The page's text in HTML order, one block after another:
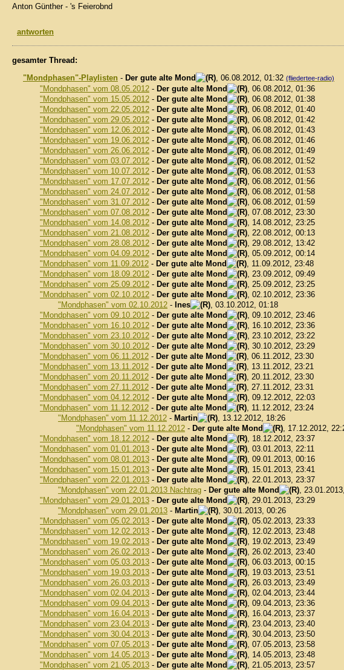
Anton Günther - 's Feierobnd
antworten
gesamter Thread:
"Mondphasen"-Playlisten - Der gute alte Mond , 06.08.2012, 01:32 (fliedertee-radio)
"Mondphasen" vom 08.05.2012 - Der gute alte Mond
, 06.08.2012, 01:36
"Mondphasen" vom 15.05.2012 - Der gute alte Mond
, 06.08.2012, 01:38
"Mondphasen" vom 22.05.2012 - Der gute alte Mond
, 06.08.2012, 01:40
"Mondphasen" vom 29.05.2012 - Der gute alte Mond
, 06.08.2012, 01:42
"Mondphasen" vom 12.06.2012 - Der gute alte Mond
, 06.08.2012, 01:43
"Mondphasen" vom 19.06.2012 - Der gute alte Mond
, 06.08.2012, 01:46
"Mondphasen" vom 26.06.2012 - Der gute alte Mond
, 06.08.2012, 01:49
"Mondphasen" vom 03.07.2012 - Der gute alte Mond
, 06.08.2012, 01:52
"Mondphasen" vom 10.07.2012 - Der gute alte Mond
, 06.08.2012, 01:53
"Mondphasen" vom 17.07.2012 - Der gute alte Mond
, 06.08.2012, 01:56
"Mondphasen" vom 24.07.2012 - Der gute alte Mond
, 06.08.2012, 01:58
"Mondphasen" vom 31.07.2012 - Der gute alte Mond
, 06.08.2012, 01:59
"Mondphasen" vom 07.08.2012 - Der gute alte Mond
, 07.08.2012, 23:30
"Mondphasen" vom 14.08.2012 - Der gute alte Mond
, 14.08.2012, 23:25
"Mondphasen" vom 21.08.2012 - Der gute alte Mond
, 22.08.2012, 00:13
"Mondphasen" vom 28.08.2012 - Der gute alte Mond
, 29.08.2012, 13:42
"Mondphasen" vom 04.09.2012 - Der gute alte Mond
, 05.09.2012, 00:14
"Mondphasen" vom 11.09.2012 - Der gute alte Mond
, 11.09.2012, 23:48
"Mondphasen" vom 18.09.2012 - Der gute alte Mond
, 23.09.2012, 09:49
"Mondphasen" vom 25.09.2012 - Der gute alte Mond
, 25.09.2012, 23:25
"Mondphasen" vom 02.10.2012 - Der gute alte Mond
, 02.10.2012, 23:36
"Mondphasen" vom 02.10.2012 - Ines
, 03.10.2012, 01:18
"Mondphasen" vom 09.10.2012 - Der gute alte Mond
, 09.10.2012, 23:46
"Mondphasen" vom 16.10.2012 - Der gute alte Mond
, 16.10.2012, 23:36
"Mondphasen" vom 23.10.2012 - Der gute alte Mond
, 23.10.2012, 23:22
"Mondphasen" vom 30.10.2012 - Der gute alte Mond
, 30.10.2012, 23:29
"Mondphasen" vom 06.11.2012 - Der gute alte Mond
, 06.11.2012, 23:30
"Mondphasen" vom 13.11.2012 - Der gute alte Mond
, 13.11.2012, 23:21
"Mondphasen" vom 20.11.2012 - Der gute alte Mond
, 20.11.2012, 23:30
"Mondphasen" vom 27.11.2012 - Der gute alte Mond
, 27.11.2012, 23:31
"Mondphasen" vom 04.12.2012 - Der gute alte Mond
, 09.12.2012, 22:03
"Mondphasen" vom 11.12.2012 - Der gute alte Mond
, 11.12.2012, 23:24
"Mondphasen" vom 11.12.2012 - Martin
, 13.12.2012, 18:26
"Mondphasen" vom 11.12.2012 - Der gute alte Mond
, 17.12.2012,
"Mondphasen" vom 18.12.2012 - Der gute alte Mond
, 18.12.2012, 23:37
"Mondphasen" vom 01.01.2013 - Der gute alte Mond
, 03.01.2013, 22:11
"Mondphasen" vom 08.01.2013 - Der gute alte Mond
, 09.01.2013, 00:16
"Mondphasen" vom 15.01.2013 - Der gute alte Mond
, 15.01.2013, 23:41
"Mondphasen" vom 22.01.2013 - Der gute alte Mond
, 22.01.2013, 23:37
"Mondphasen" vom 22.01.2013 Nachtrag - Der gute alte Mond
,
"Mondphasen" vom 29.01.2013 - Der gute alte Mond
, 29.01.2013, 23:29
"Mondphasen" vom 29.01.2013 - Martin
, 30.01.2013, 00:26
"Mondphasen" vom 05.02.2013 - Der gute alte Mond
, 05.02.2013, 23:33
"Mondphasen" vom 12.02.2013 - Der gute alte Mond
, 12.02.2013, 23:48
"Mondphasen" vom 19.02.2013 - Der gute alte Mond
, 19.02.2013, 23:49
"Mondphasen" vom 26.02.2013 - Der gute alte Mond
, 26.02.2013, 23:40
"Mondphasen" vom 05.03.2013 - Der gute alte Mond
, 06.03.2013, 00:15
"Mondphasen" vom 19.03.2013 - Der gute alte Mond
, 19.03.2013, 23:51
"Mondphasen" vom 26.03.2013 - Der gute alte Mond
, 26.03.2013, 23:49
"Mondphasen" vom 02.04.2013 - Der gute alte Mond
, 02.04.2013, 23:44
"Mondphasen" vom 09.04.2013 - Der gute alte Mond
, 09.04.2013, 23:36
"Mondphasen" vom 16.04.2013 - Der gute alte Mond
, 16.04.2013, 23:37
"Mondphasen" vom 23.04.2013 - Der gute alte Mond
, 23.04.2013, 23:40
"Mondphasen" vom 30.04.2013 - Der gute alte Mond
, 30.04.2013, 23:50
"Mondphasen" vom 07.05.2013 - Der gute alte Mond
, 07.05.2013, 23:58
"Mondphasen" vom 14.05.2013 - Der gute alte Mond
, 14.05.2013, 23:48
"Mondphasen" vom 21.05.2013 - Der gute alte Mond
, 21.05.2013, 23:57